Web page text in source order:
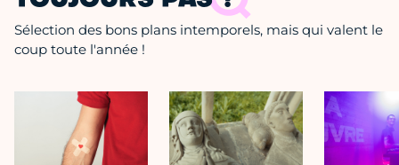
Sélection des bons plans intemporels, mais qui valent le
coup toute l'année !